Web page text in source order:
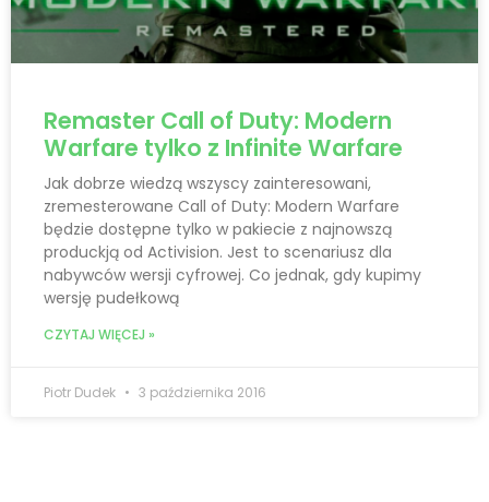
Remaster Call of Duty: Modern
Warfare tylko z Infinite Warfare
Jak dobrze wiedzą wszyscy zainteresowani,
zremesterowane Call of Duty: Modern Warfare
będzie dostępne tylko w pakiecie z najnowszą
produckją od Activision. Jest to scenariusz dla
nabywców wersji cyfrowej. Co jednak, gdy kupimy
wersję pudełkową
CZYTAJ WIĘCEJ »
Piotr Dudek 3 października 2016